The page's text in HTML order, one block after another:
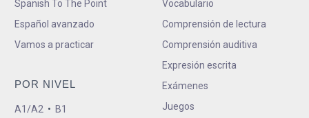
Spanish To The Point
Español avanzado
Vamos a practicar
POR NIVEL
A1/A2 • B1
Vocabulario
Comprensión de lectura
Comprensión auditiva
Expresión escrita
Exámenes
Juegos